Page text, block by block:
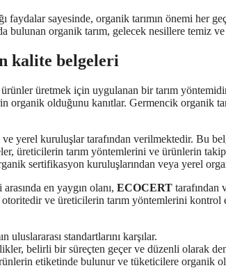
faydalar sayesinde, organik tarımın önemi her
bulunan organik tarım, gelecek nesillere temiz
kalite belgeleri
ürünler üretmek için uygulanan bir tarım
olduğunu kanıtlar. Germencik organik
yerel kuruluşlar tarafından verilmektedir. Bu
üreticilerin tarım yöntemlerini ve ürünlerin
sertifikasyon kuruluşlarından veya yerel
en yaygın olanı, ECOCERT tarafından
ve üreticilerin tarım yöntemlerini
uluslararası standartlarını karşılar.
belirli bir süreçten geçer ve düzenli olarak
etiketinde bulunur ve tüketicilere organik